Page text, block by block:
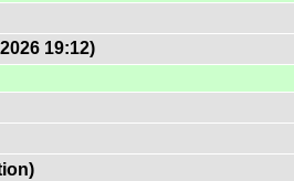
19:12)